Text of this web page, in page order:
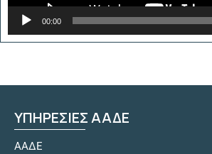
00:00
ΥΠΗΡΕΣΙΕΣ ΑΑΔΕ
ΑΑΔΕ